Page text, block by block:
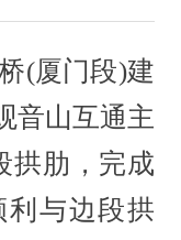
(厦门段)建
山互通主
拱肋，完成
利与边段拱